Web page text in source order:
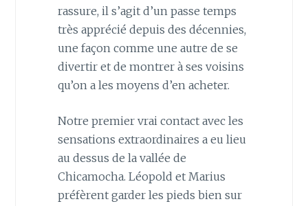
rassure, il s’agit d’un passe temps
très apprécié depuis des décennies,
une façon comme une autre de se
divertir et de montrer à ses voisins
qu’on a les moyens d’en acheter.
Notre premier vrai contact avec les
sensations extraordinaires a eu lieu
au dessus de la vallée de
Chicamocha. Léopold et Marius
préfèrent garder les pieds bien sur